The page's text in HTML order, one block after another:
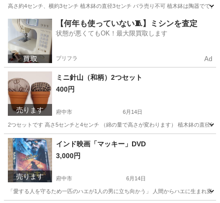
高さ約4センチ、横約3センチ 植木鉢の直径3センチ バラ売り不可 植木鉢は陶器でで
東京 府中市 その他 黄色
【何年も使っていない🧵】ミシンを査定
状態が悪くてもOK！最大限買取します
プリフラ Ad
売ります
ミニ針山（和柄）2つセット
400円
府中市 6月14日
2つセットです 高さ5センチと4センチ （綿の量で高さが変わります） 植木鉢の直径3
東京 府中市 その他 和柄
売ります
インド映画「マッキー」DVD
3,000円
府中市 6月14日
「愛する人を守るため一匹のハエが1人の男に立ち向かう」 人間からハエに生まれ変